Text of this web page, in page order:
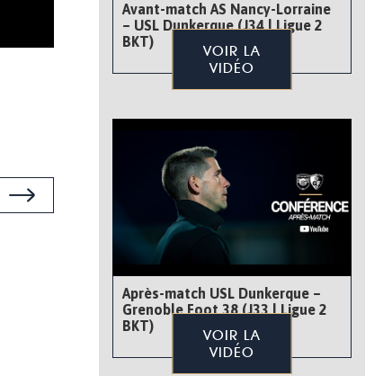
Avant-match AS Nancy-Lorraine
– USL Dunkerque (J34 | Ligue 2
BKT)
VOIR LA
VIDÉO
Après-match USL Dunkerque –
Grenoble Foot 38 (J33 | Ligue 2
BKT)
VOIR LA
VIDÉO